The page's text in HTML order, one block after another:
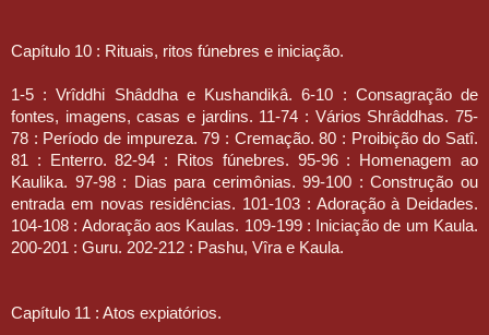
Capítulo 10 : Rituais, ritos fúnebres e iniciação.
1-5 : Vrîddhi Shâddha e Kushandikâ. 6-10 : Consagração de
fontes, imagens, casas e jardins. 11-74 : Vários Shrâddhas. 75-
78 : Período de impureza. 79 : Cremação. 80 : Proibição do Satî.
81 : Enterro. 82-94 : Ritos fúnebres. 95-96 : Homenagem ao
Kaulika. 97-98 : Dias para cerimônias. 99-100 : Construção ou
entrada em novas residências. 101-103 : Adoração à Deidades.
104-108 : Adoração aos Kaulas. 109-199 : Iniciação de um Kaula.
200-201 : Guru. 202-212 : Pashu, Vîra e Kaula.
Capítulo 11 : Atos expiatórios.